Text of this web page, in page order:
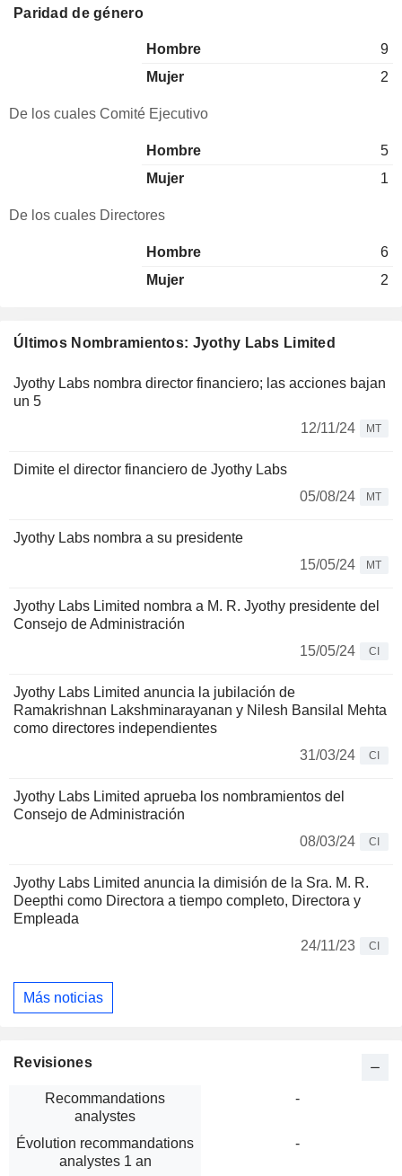
Últimos Nombramientos: Jyothy Labs Limited
Jyothy Labs nombra director financiero; las acciones bajan
un 5
12/11/24
MT
Dimite el director financiero de Jyothy Labs
05/08/24
MT
Jyothy Labs nombra a su presidente
15/05/24
MT
Jyothy Labs Limited nombra a M. R. Jyothy presidente del
Consejo de Administración
15/05/24
CI
Jyothy Labs Limited anuncia la jubilación de
Ramakrishnan Lakshminarayanan y Nilesh Bansilal Mehta
como directores independientes
31/03/24
CI
Jyothy Labs Limited aprueba los nombramientos del
Consejo de Administración
08/03/24
CI
Jyothy Labs Limited anuncia la dimisión de la Sra. M. R.
Deepthi como Directora a tiempo completo, Directora y
Empleada
24/11/23
CI
Más noticias
Paridad de género
Hombre
9
Mujer
2
De los cuales Comité Ejecutivo
Hombre
5
Mujer
1
De los cuales Directores
Hombre
6
Mujer
2
Revisiones
Recommandations
analystes
-
Évolution recommandations
analystes 1 an
-